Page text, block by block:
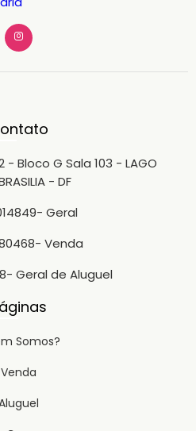
- Bloco G Sala 103 - LAGO
- DF
- Geral
- Venda
- Geral de Aluguel
Somos?
Venda